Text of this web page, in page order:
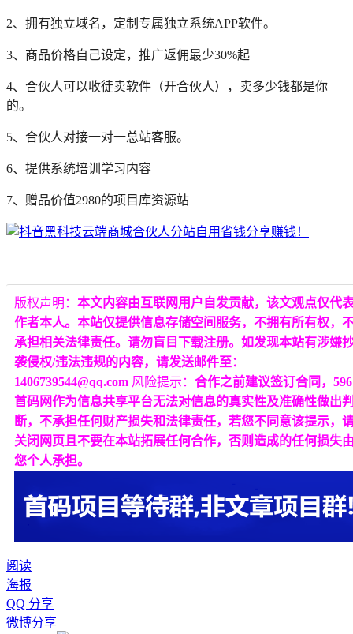
2、拥有独立域名，定制专属独立系统APP软件。
3、商品价格自己设定，推广返佣最少30%起
4、合伙人可以收徒卖软件（开合伙人），卖多少钱都是你
的。
5、合伙人对接一对一总站客服。
6、提供系统培训学习内容
7、赠品价值2980的项目库资源站
版权声明： 本文内容由互联网用户自发贡献，该文观点仅代
作者本人。本站仅提供信息存储空间服务，不拥有所有权，
承担相关法律责任。请勿盲目下载注册。如发现本站有涉嫌
袭侵权/违法违规的内容，请发送邮件至：
1406739544@qq.com 风险提示： 合作之前建议签订合同，596
首码网作为信息共享平台无法对信息的真实性及准确性做出
断，不承担任何财产损失和法律责任，若您不同意该提示，
关闭网页且不要在本站拓展任何合作，否则造成的任何损失
您个人承担。
阅读
海报
QQ 分享
微博分享